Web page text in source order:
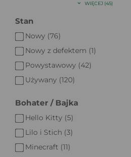
WIĘCEJ (45)
Stan
Nowy (76)
Nowy z defektem (1)
Powystawowy (42)
Używany (120)
Bohater / Bajka
Hello Kitty (5)
Lilo i Stich (3)
Minecraft (11)